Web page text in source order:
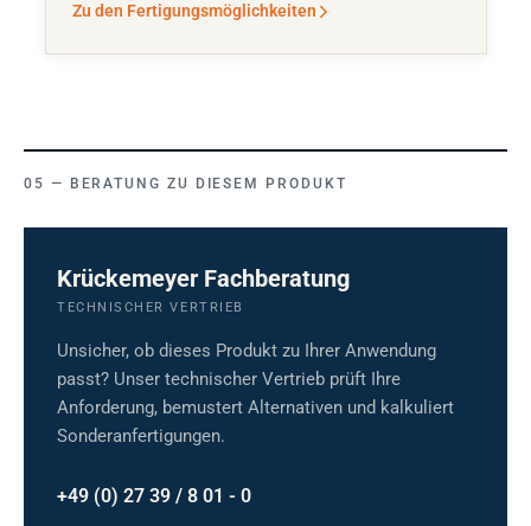
Zu den Fertigungsmöglichkeiten
BERATUNG ZU DIESEM PRODUKT
Krückemeyer Fachberatung
TECHNISCHER VERTRIEB
Unsicher, ob dieses Produkt zu Ihrer Anwendung
passt? Unser technischer Vertrieb prüft Ihre
Anforderung, bemustert Alternativen und kalkuliert
Sonderanfertigungen.
+49 (0) 27 39 / 8 01 - 0